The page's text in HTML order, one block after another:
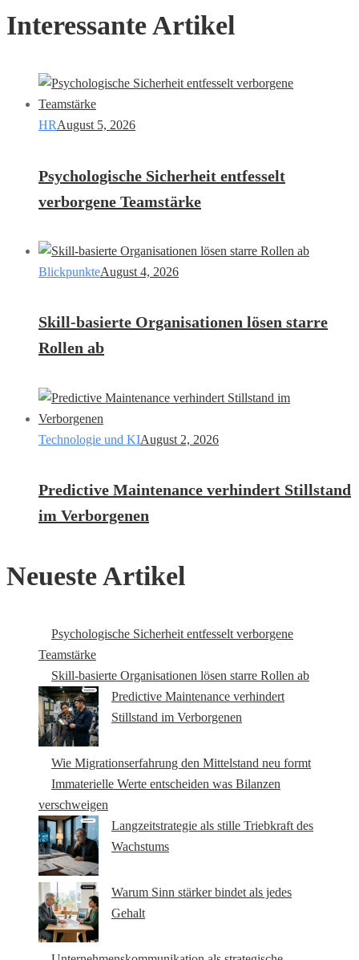
Interessante Artikel
HRAugust 5, 2026
Psychologische Sicherheit entfesselt
verborgene Teamstärke
BlickpunkteAugust 4, 2026
Skill-basierte Organisationen lösen starre
Rollen ab
Technologie und KIAugust 2, 2026
Predictive Maintenance verhindert Stillstand
im Verborgenen
Neueste Artikel
Psychologische Sicherheit entfesselt verborgene
Teamstärke
Skill-basierte Organisationen lösen starre Rollen ab
Predictive Maintenance verhindert
Stillstand im Verborgenen
Wie Migrationserfahrung den Mittelstand neu formt
Immaterielle Werte entscheiden was Bilanzen
verschweigen
Langzeitstrategie als stille Triebkraft des
Wachstums
Warum Sinn stärker bindet als jedes
Gehalt